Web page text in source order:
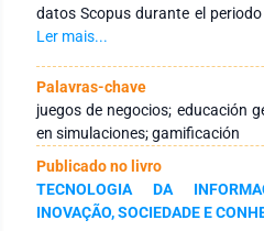
datos Scopus durante el periodo
estudios que exploran la
gerentes. La metodología
cualitativo de artículos
enfoques pedagógicos, los
limitaciones de los juegos de
PRISMA. Los resultados
mejoran habilidades clave
colaboración, también
Ler mais...
Palavras-chave
juegos de negocios; educación
en simulaciones; gamificación
Publicado no livro
TECNOLOGIA DA
INOVAÇÃO, SOCIEDADE E